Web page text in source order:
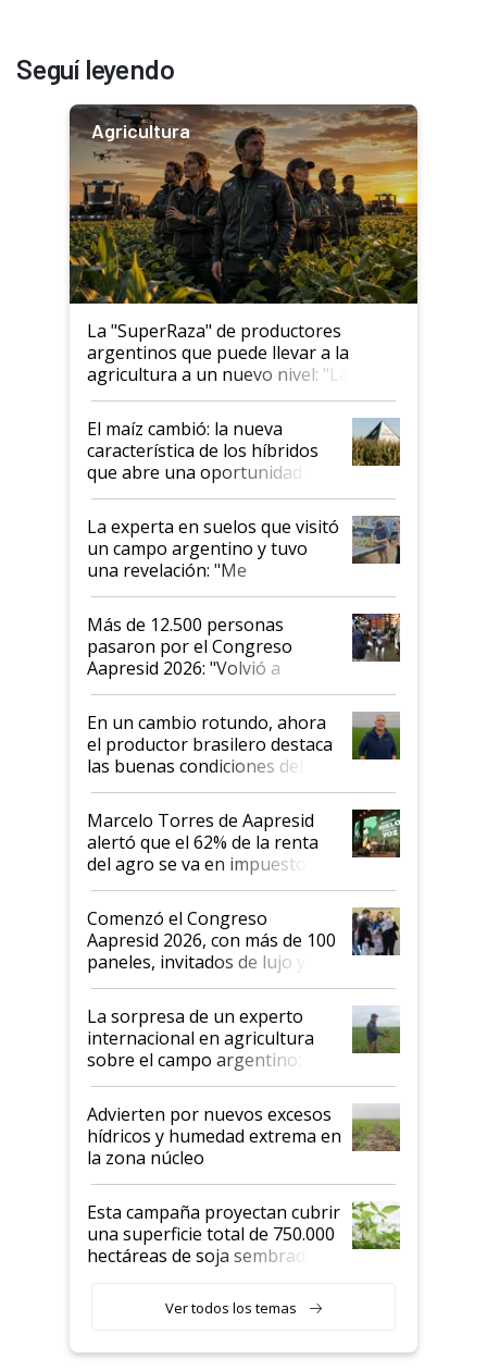
Seguí leyendo
Agricultura
La "SuperRaza" de productores
argentinos que puede llevar a la
agricultura a un nuevo nivel: "Las
posibilidades de crecimiento son
infinitas"
El maíz cambió: la nueva
característica de los híbridos
que abre una oportunidad en
el lote
La experta en suelos que visitó
un campo argentino y tuvo
una revelación: "Me
impresionó mucho"
Más de 12.500 personas
pasaron por el Congreso
Aapresid 2026: "Volvió a
demostrar que hablar del
suelo es hablar de todo el
sistema productivo"
En un cambio rotundo, ahora
el productor brasilero destaca
las buenas condiciones del
agro argentino para invertir:
"Los veo más motivados"
Marcelo Torres de Aapresid
alertó que el 62% de la renta
del agro se va en impuestos:
"No es bueno que en
Argentina se sigan discutiendo
las mismas cosas de hace 50
años"
Comenzó el Congreso
Aapresid 2026, con más de 100
paneles, invitados de lujo y
todas las tendencias
La sorpresa de un experto
internacional en agricultura
sobre el campo argentino:
"Estoy muy impresionado"
Advierten por nuevos excesos
hídricos y humedad extrema en
la zona núcleo
Esta campaña proyectan cubrir
una superficie total de 750.000
hectáreas de soja sembradas
variedades que marcan un
salto tecnológico en genética y
Ver todos los temas